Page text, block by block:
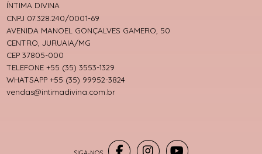
ÍNTIMA DIVINA
CNPJ 07.328.240/0001-69
AVENIDA MANOEL GONÇALVES GAMERO, 50
CENTRO, JURUAIA/MG
CEP 37805-000
TELEFONE +55 (35) 3553-1329
WHATSAPP +55 (35) 99952-3824
vendas@intimadivina.com.br